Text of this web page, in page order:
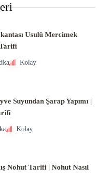
Usulü Mercimek
Kolay
Suyundan Şarap Yapımı |
Kolay
Nohut Tarifi | Nohut Nasıl